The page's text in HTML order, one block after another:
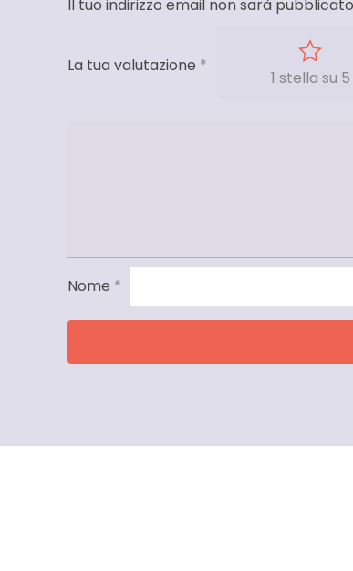
Il tuo indirizzo email non sarà
La tua valutazione *
1 stella su 5
Nome *